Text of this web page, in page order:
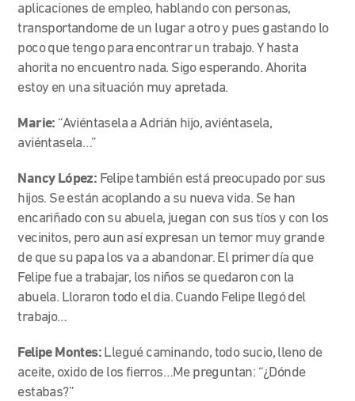
aplicaciones de empleo, hablando con personas,
transportandome de un lugar a otro y pues gastando lo
poco que tengo para encontrar un trabajo. Y hasta
ahorita no encuentro nada. Sigo esperando. Ahorita
estoy en una situación muy apretada.
Marie: “Aviéntasela a Adrián hijo, aviéntasela,
aviéntasela…”
Nancy López: Felipe también está preocupado por sus
hijos. Se están acoplando a su nueva vida. Se han
encariñado con su abuela, juegan con sus tíos y con los
vecinitos, pero aun así expresan un temor muy grande
de que su papa los va a abandonar. El primer día que
Felipe fue a trabajar, los niños se quedaron con la
abuela. Lloraron todo el dia. Cuando Felipe llegó del
trabajo…
Felipe Montes: Llegué caminando, todo sucio, lleno de
aceite, oxido de los fierros…Me preguntan: “¿Dónde
estabas?”